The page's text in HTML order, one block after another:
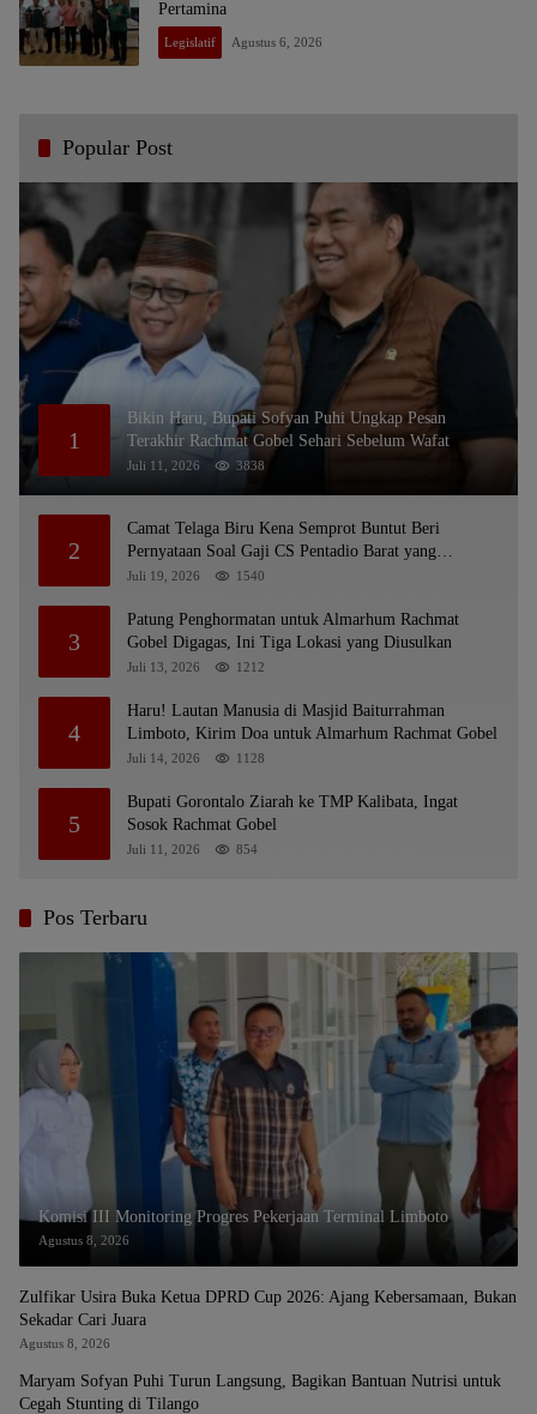
Pertamina
Legislatif Agustus 6, 2026
Popular Post
1
Bikin Haru, Bupati Sofyan Puhi Ungkap Pesan
Terakhir Rachmat Gobel Sehari Sebelum Wafat
Juli 11, 2026 3838
2
Camat Telaga Biru Kena Semprot Buntut Beri
Pernyataan Soal Gaji CS Pentadio Barat yang
Nunggak
Juli 19, 2026 1540
3
Patung Penghormatan untuk Almarhum Rachmat
Gobel Digagas, Ini Tiga Lokasi yang Diusulkan
Juli 13, 2026 1212
4
Haru! Lautan Manusia di Masjid Baiturrahman
Limboto, Kirim Doa untuk Almarhum Rachmat Gobel
Juli 14, 2026 1128
5
Bupati Gorontalo Ziarah ke TMP Kalibata, Ingat
Sosok Rachmat Gobel
Juli 11, 2026 854
Pos Terbaru
Komisi III Monitoring Progres Pekerjaan Terminal Limboto
Agustus 8, 2026
Zulfikar Usira Buka Ketua DPRD Cup 2026: Ajang Kebersamaan, Bukan
Sekadar Cari Juara
Agustus 8, 2026
Maryam Sofyan Puhi Turun Langsung, Bagikan Bantuan Nutrisi untuk
Cegah Stunting di Tilango